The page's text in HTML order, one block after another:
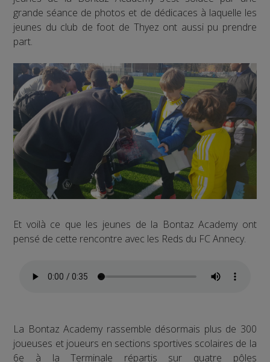
grande séance de photos et de dédicaces à laquelle les
jeunes du club de foot de Thyez ont aussi pu prendre
part.
Et voilà ce que les jeunes de la Bontaz Academy ont
pensé de cette rencontre avec les Reds du FC Annecy.
La Bontaz Academy rassemble désormais plus de 300
joueuses et joueurs en sections sportives scolaires de la
6e à la Terminale répartis sur quatre pôles